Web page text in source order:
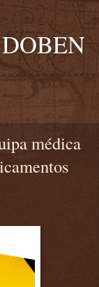
médica